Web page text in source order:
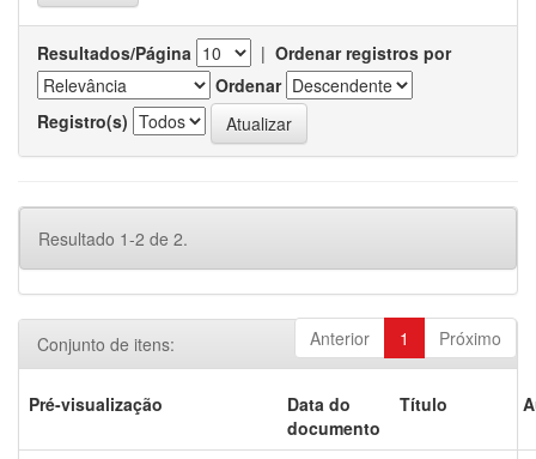
Resultados/Página | Ordenar registros por
Ordenar
Registro(s)
Resultado 1-2 de 2.
Anterior 1 Próximo
Conjunto de itens:
Pré-visualização
Data do
documento
Título